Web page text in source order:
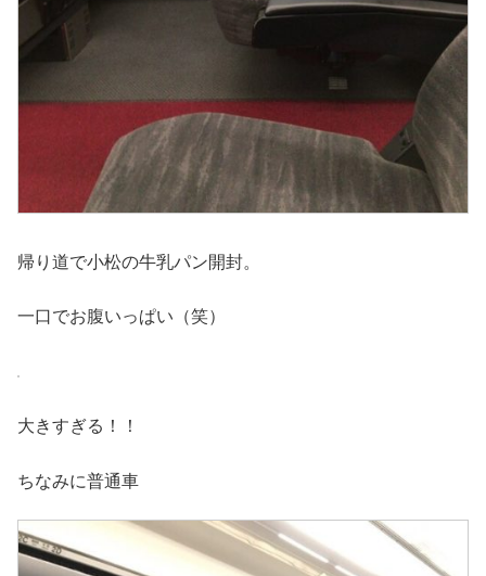
帰り道で小松の牛乳パン開封。
一口でお腹いっぱい（笑）
大きすぎる！！
ちなみに普通車